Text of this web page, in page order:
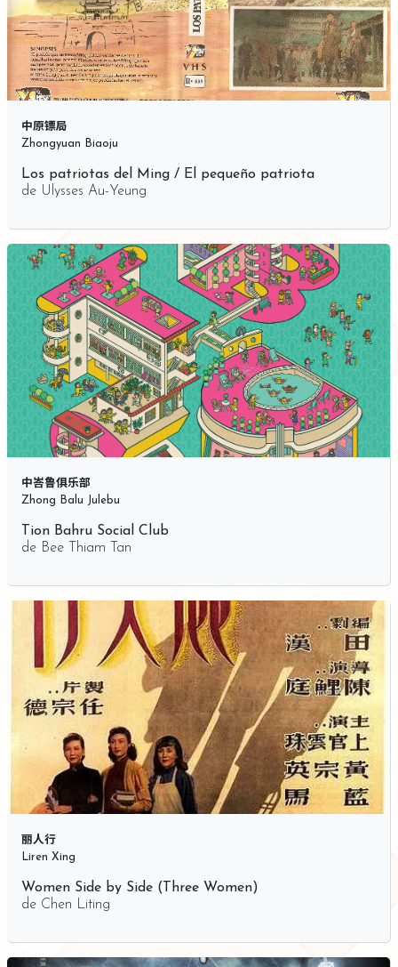
中原镖局
Zhongyuan Biaoju
Los patriotas del Ming / El pequeño patriota
de Ulysses Au-Yeung
中峇鲁俱乐部
Zhong Balu Julebu
Tion Bahru Social Club
de Bee Thiam Tan
丽人行
Liren Xing
Women Side by Side (Three Women)
de Chen Liting